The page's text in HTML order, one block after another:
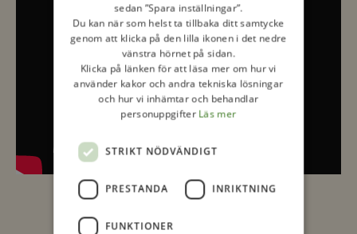
sedan ”Spara inställningar”.
Du kan när som helst ta tillbaka ditt samtycke
genom att klicka på den lilla ikonen i det nedre
vänstra hörnet på sidan.
Klicka på länken för att läsa mer om hur vi
använder kakor och andra tekniska lösningar
och hur vi inhämtar och behandlar
personuppgifter Läs mer
STRIKT NÖDVÄNDIGT
PRESTANDA INRIKTNING
FUNKTIONER